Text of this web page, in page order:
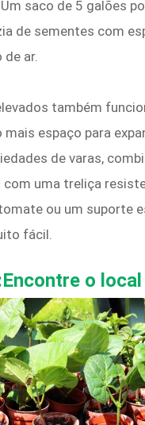
saco de 5 galões
de sementes com
de ar.
também
espaço para
de varas,
com uma treliça
ou um suporte
fácil.
o